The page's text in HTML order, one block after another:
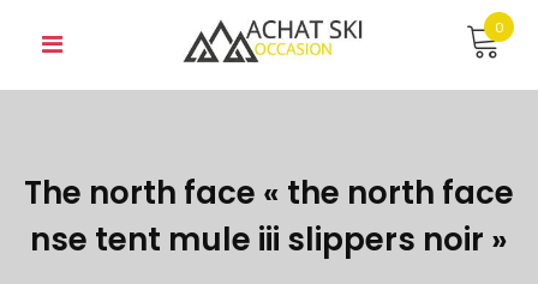
0
The north face « the north face
nse tent mule iii slippers noir »